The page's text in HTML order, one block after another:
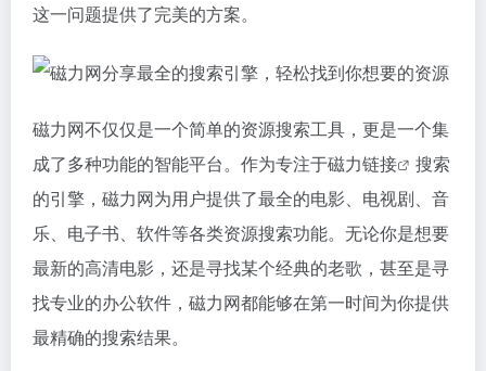
这一问题提供了完美的方案。
磁力网不仅仅是一个简单的资源搜索工具，更是一个集
成了多种功能的智能平台。作为专注于磁力链接
搜索
的引擎，磁力网为用户提供了最全的电影、电视剧、音
乐、电子书、软件等各类资源搜索功能。无论你是想要
最新的高清电影，还是寻找某个经典的老歌，甚至是寻
找专业的办公软件，磁力网都能够在第一时间为你提供
最精确的搜索结果。